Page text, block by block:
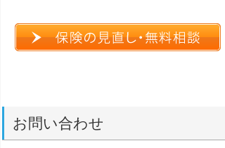
お問い合わせ